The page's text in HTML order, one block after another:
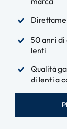
50 anni di
lenti
Qualità
di lenti a